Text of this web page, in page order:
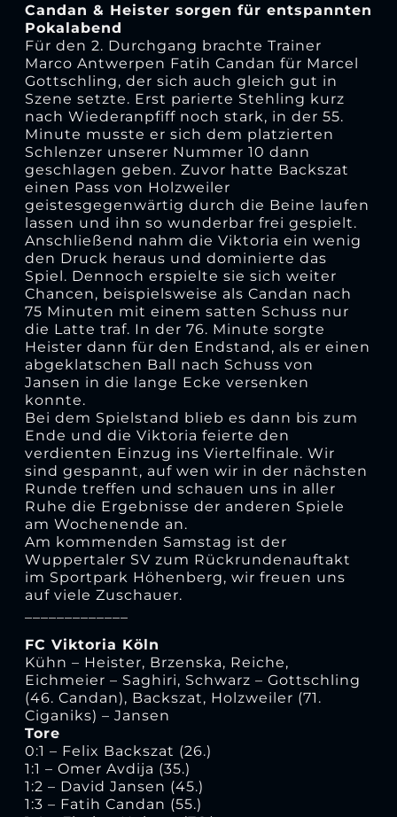
Candan & Heister sorgen für entspannten
Pokalabend
Für den 2. Durchgang brachte Trainer
Marco Antwerpen Fatih Candan für Marcel
Gottschling, der sich auch gleich gut in
Szene setzte. Erst parierte Stehling kurz
nach Wiederanpfiff noch stark, in der 55.
Minute musste er sich dem platzierten
Schlenzer unserer Nummer 10 dann
geschlagen geben. Zuvor hatte Backszat
einen Pass von Holzweiler
geistesgegenwärtig durch die Beine laufen
lassen und ihn so wunderbar frei gespielt.
Anschließend nahm die Viktoria ein wenig
den Druck heraus und dominierte das
Spiel. Dennoch erspielte sie sich weiter
Chancen, beispielsweise als Candan nach
75 Minuten mit einem satten Schuss nur
die Latte traf. In der 76. Minute sorgte
Heister dann für den Endstand, als er einen
abgeklatschen Ball nach Schuss von
Jansen in die lange Ecke versenken
konnte.
Bei dem Spielstand blieb es dann bis zum
Ende und die Viktoria feierte den
verdienten Einzug ins Viertelfinale. Wir
sind gespannt, auf wen wir in der nächsten
Runde treffen und schauen uns in aller
Ruhe die Ergebnisse der anderen Spiele
am Wochenende an.
Am kommenden Samstag ist der
Wuppertaler SV zum Rückrundenauftakt
im Sportpark Höhenberg, wir freuen uns
auf viele Zuschauer.
FC Viktoria Köln
Kühn – Heister, Brzenska, Reiche,
Eichmeier – Saghiri, Schwarz – Gottschling
(46. Candan), Backszat, Holzweiler (71.
Ciganiks) – Jansen
Tore
0:1 – Felix Backszat (26.)
1:1 – Omer Avdija (35.)
1:2 – David Jansen (45.)
1:3 – Fatih Candan (55.)